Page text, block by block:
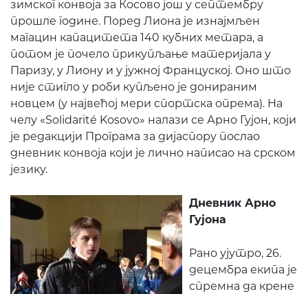
зимског конвоја за Косово још у септембру
прошле године. Поред Лиона је изнајмљен
магацин капацитета 140 кубних метара, а
потом је почело прикупљање материјала у
Паризу, у Лиону и у јужној Француској. Оно што
није стигло у роби купљено је донираним
новцем (у највећој мери спортска опрема). На
челу «Solidarité Kosovo» налази се Арно Гујон, који
је редакцији Програма за дијаспору послао
дневник конвоја који је лично написао на срском
језику.
Дневник Арно
Гујона
Рано ујутро, 26.
децембра екипа је
спремна да крене